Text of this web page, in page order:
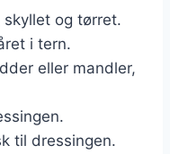
og tørret.
i tern.
eller mandler,
til dressingen.